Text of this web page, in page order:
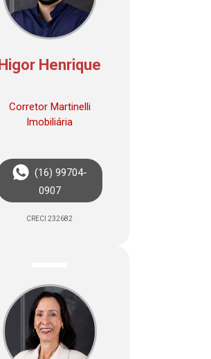
Higor Henrique
Corretor Martinelli
Imobiliária
(16) 99704-
0907
CRECI 232682